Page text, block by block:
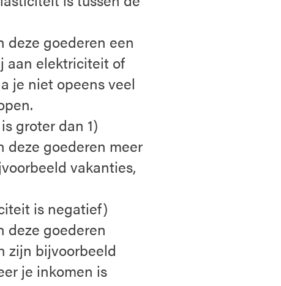
deze goederen een
aan elektriciteit of
je niet opeens veel
groter dan 1)
deze goederen meer
vakanties,
is negatief)
deze goederen
zijn bijvoorbeeld
je inkomen is